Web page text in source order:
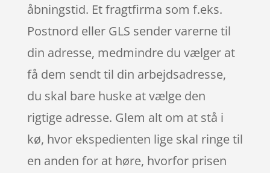
åbningstid. Et fragtfirma som f.eks.
Postnord eller GLS sender varerne til
din adresse, medmindre du vælger at
få dem sendt til din arbejdsadresse,
du skal bare huske at vælge den
rigtige adresse. Glem alt om at stå i
kø, hvor ekspedienten lige skal ringe til
en anden for at høre, hvorfor prisen